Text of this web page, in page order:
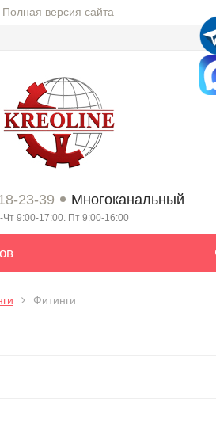
Полная версия сайта
23-39 Многоканальный
Чт 9:00-17:00. Пт 9:00-16:00
Фитинги